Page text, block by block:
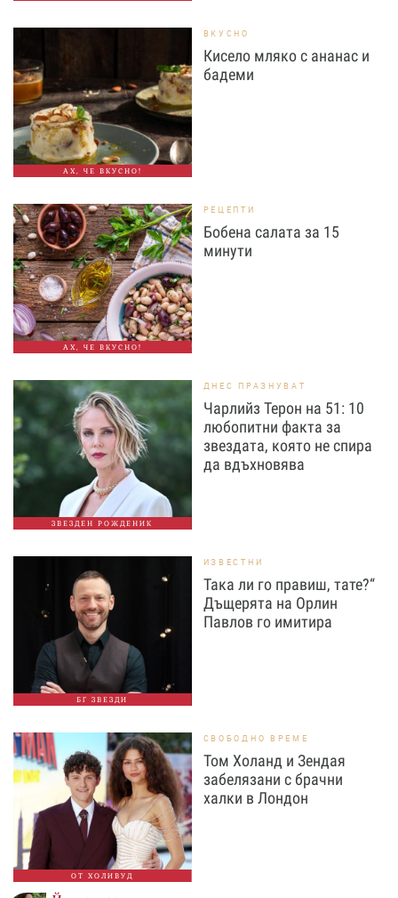
АХ, ЧЕ ВКУСНО!
ВКУСНО
Кисело мляко с ананас и
бадеми
АХ, ЧЕ ВКУСНО!
РЕЦЕПТИ
Бобена салата за 15
минути
ЗВЕЗДЕН РОЖДЕНИК
ДНЕС ПРАЗНУВАТ
Чарлийз Терон на 51: 10
любопитни факта за
звездата, която не спира
да вдъхновява
БГ ЗВЕЗДИ
ИЗВЕСТНИ
Така ли го правиш, тате?“
Дъщерята на Орлин
Павлов го имитира
ОТ ХОЛИВУД
СВОБОДНО ВРЕМЕ
Том Холанд и Зендая
забелязани с брачни
халки в Лондон